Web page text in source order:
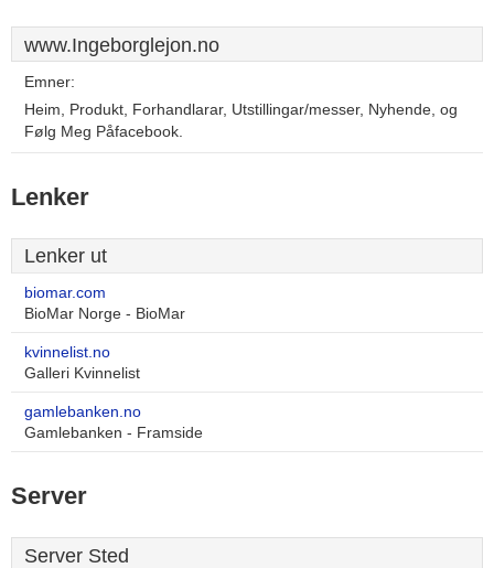
www.Ingeborglejon.no
Emner:
Heim, Produkt, Forhandlarar, Utstillingar/messer, Nyhende, og
Følg Meg Påfacebook.
Lenker
Lenker ut
biomar.com
BioMar Norge - BioMar
kvinnelist.no
Galleri Kvinnelist
gamlebanken.no
Gamlebanken - Framside
Server
Server Sted